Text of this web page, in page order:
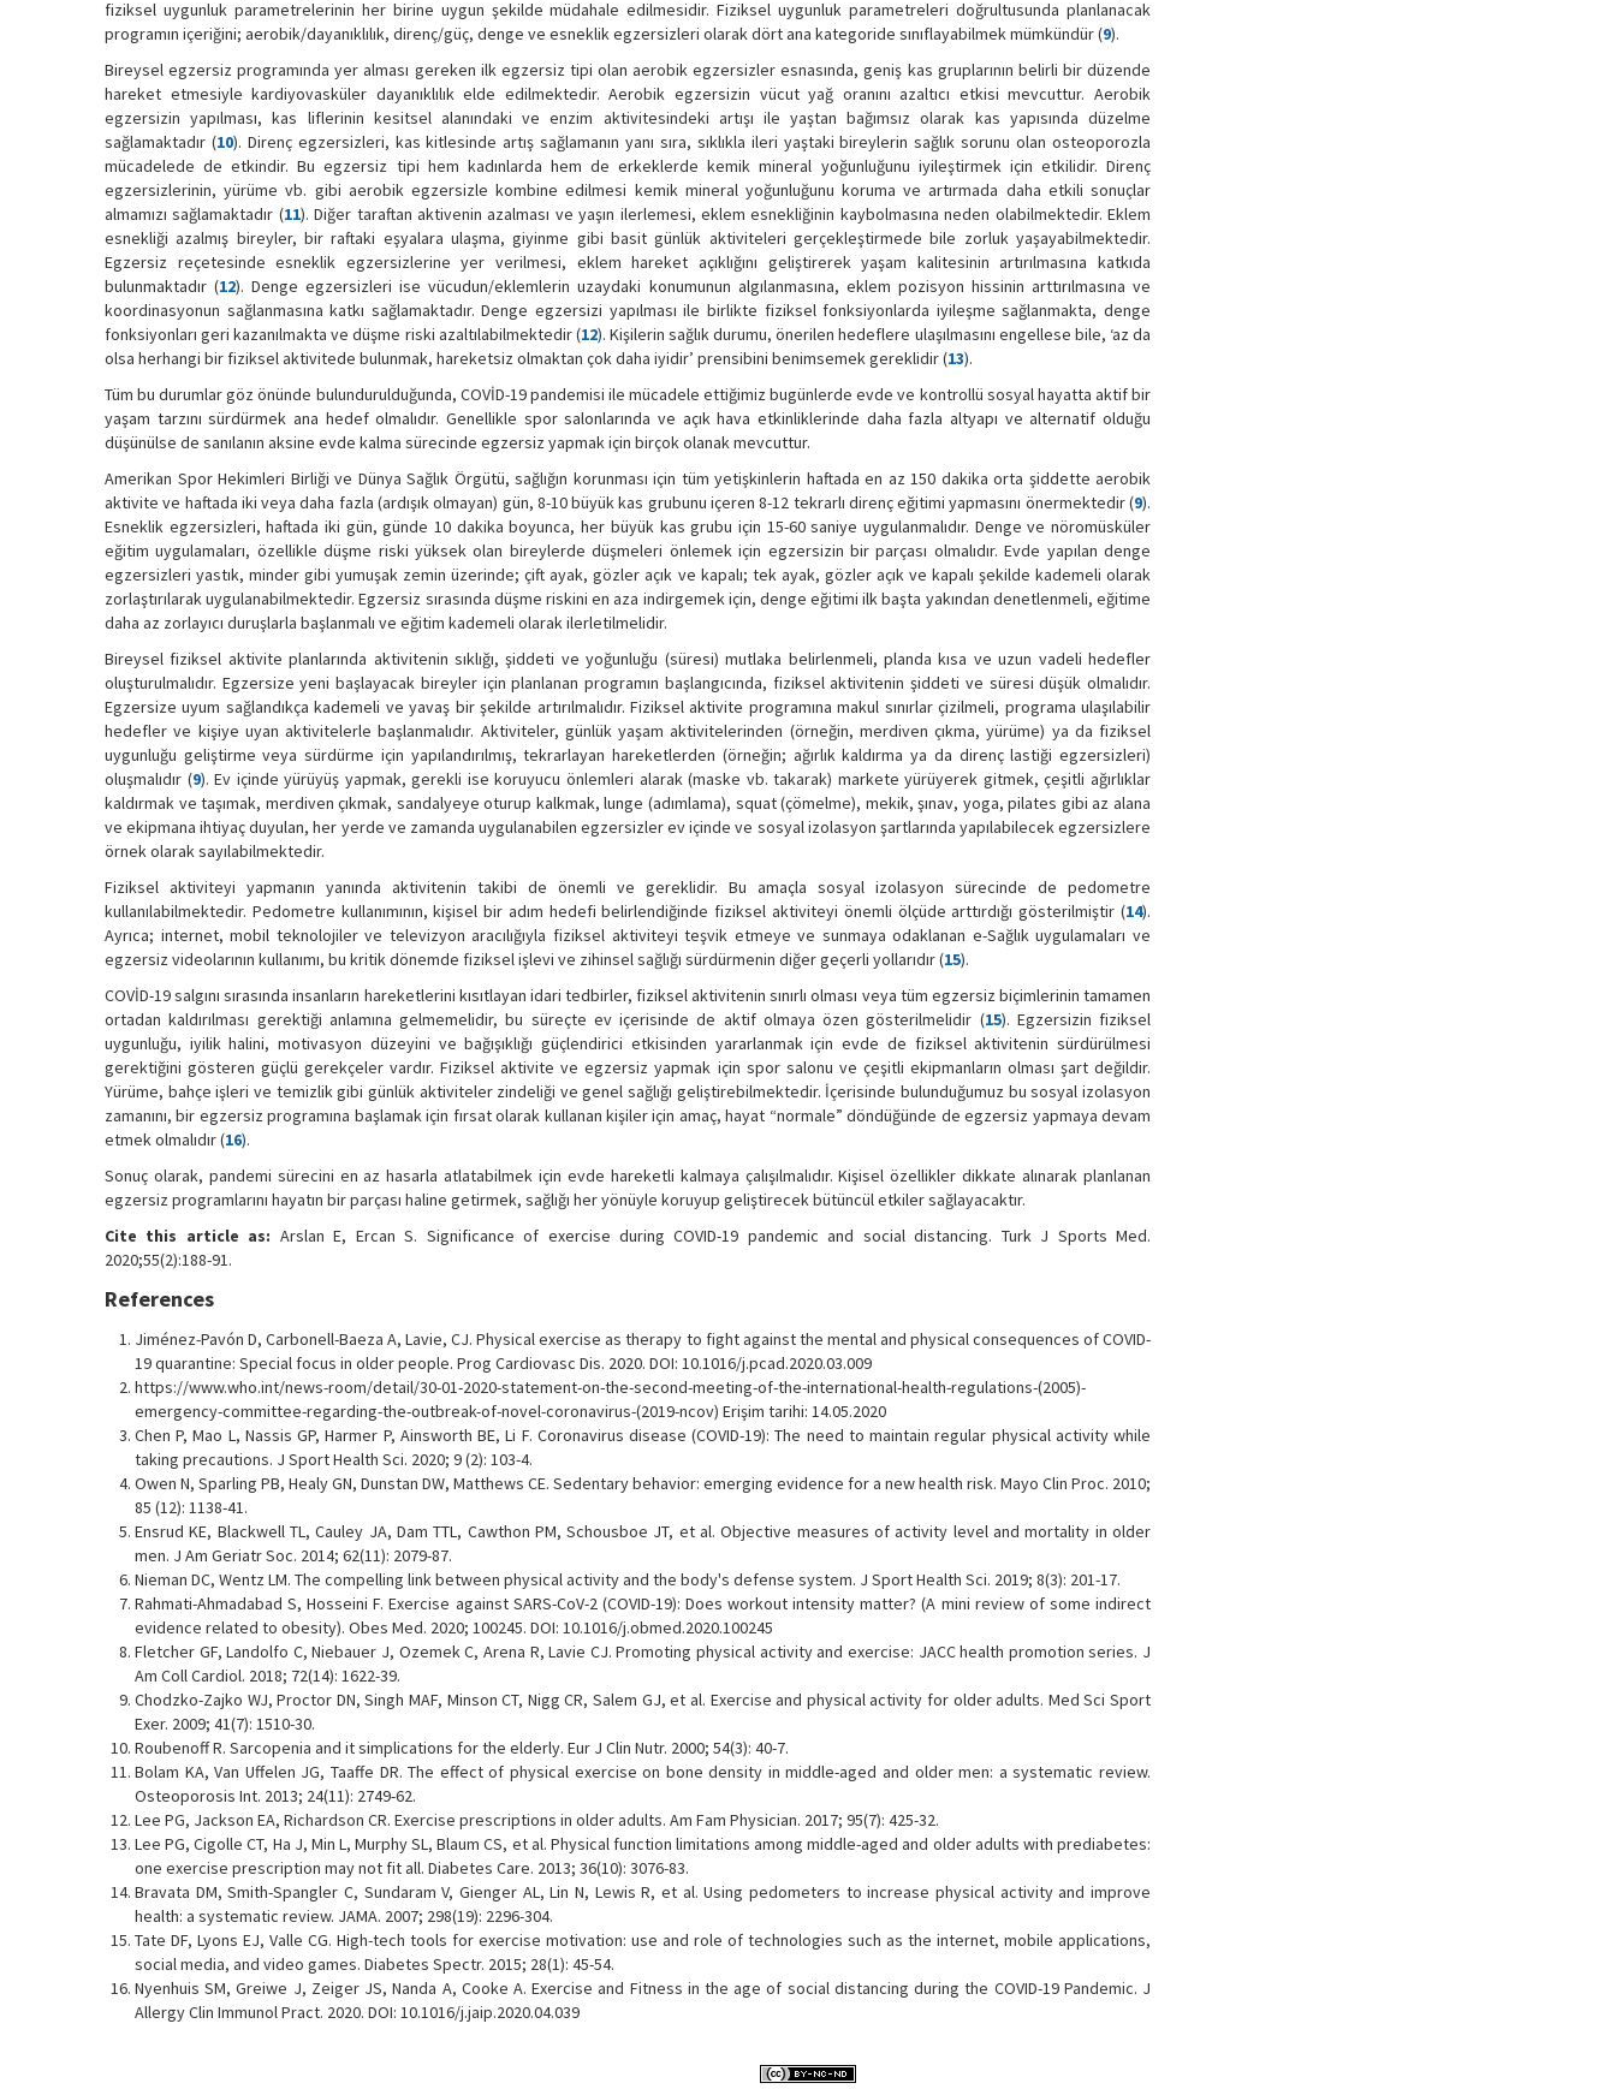
fiziksel uygunluk parametrelerinin her birine uygun şekilde müdahale edilmesidir. Fiziksel uygunluk parametreleri doğrultusunda planlanacak
programın içeriğini; aerobik/dayanıklılık, direnç/güç, denge ve esneklik egzersizleri olarak dört ana kategoride sınıflayabilmek mümkündür (9).
Bireysel egzersiz programında yer alması gereken ilk egzersiz tipi olan aerobik egzersizler esnasında, geniş kas gruplarının belirli bir düzende
hareket etmesiyle kardiyovasküler dayanıklılık elde edilmektedir. Aerobik egzersizin vücut yağ oranını azaltıcı etkisi mevcuttur. Aerobik
egzersizin yapılması, kas liflerinin kesitsel alanındaki ve enzim aktivitesindeki artışı ile yaştan bağımsız olarak kas yapısında düzelme
sağlamaktadır (10). Direnç egzersizleri, kas kitlesinde artış sağlamanın yanı sıra, sıklıkla ileri yaştaki bireylerin sağlık sorunu olan osteoporozla
mücadelede de etkindir. Bu egzersiz tipi hem kadınlarda hem de erkeklerde kemik mineral yoğunluğunu iyileştirmek için etkilidir. Direnç
egzersizlerinin, yürüme vb. gibi aerobik egzersizle kombine edilmesi kemik mineral yoğunluğunu koruma ve artırmada daha etkili sonuçlar
almamızı sağlamaktadır (11). Diğer taraftan aktivenin azalması ve yaşın ilerlemesi, eklem esnekliğinin kaybolmasına neden olabilmektedir. Eklem
esnekliği azalmış bireyler, bir raftaki eşyalara ulaşma, giyinme gibi basit günlük aktiviteleri gerçekleştirmede bile zorluk yaşayabilmektedir.
Egzersiz reçetesinde esneklik egzersizlerine yer verilmesi, eklem hareket açıklığını geliştirerek yaşam kalitesinin artırılmasına katkıda
bulunmaktadır (12). Denge egzersizleri ise vücudun/eklemlerin uzaydaki konumunun algılanmasına, eklem pozisyon hissinin arttırılmasına ve
koordinasyonun sağlanmasına katkı sağlamaktadır. Denge egzersizi yapılması ile birlikte fiziksel fonksiyonlarda iyileşme sağlanmakta, denge
fonksiyonları geri kazanılmakta ve düşme riski azaltılabilmektedir (12). Kişilerin sağlık durumu, önerilen hedeflere ulaşılmasını engellese bile, ‘az da
olsa herhangi bir fiziksel aktivitede bulunmak, hareketsiz olmaktan çok daha iyidir’ prensibini benimsemek gereklidir (13).
Tüm bu durumlar göz önünde bulundurulduğunda, COVİD-19 pandemisi ile mücadele ettiğimiz bugünlerde evde ve kontrollü sosyal hayatta aktif bir
yaşam tarzını sürdürmek ana hedef olmalıdır. Genellikle spor salonlarında ve açık hava etkinliklerinde daha fazla altyapı ve alternatif olduğu
düşünülse de sanılanın aksine evde kalma sürecinde egzersiz yapmak için birçok olanak mevcuttur.
Amerikan Spor Hekimleri Birliği ve Dünya Sağlık Örgütü, sağlığın korunması için tüm yetişkinlerin haftada en az 150 dakika orta şiddette aerobik
aktivite ve haftada iki veya daha fazla (ardışık olmayan) gün, 8-10 büyük kas grubunu içeren 8-12 tekrarlı direnç eğitimi yapmasını önermektedir (9).
Esneklik egzersizleri, haftada iki gün, günde 10 dakika boyunca, her büyük kas grubu için 15-60 saniye uygulanmalıdır. Denge ve nöromüsküler
eğitim uygulamaları, özellikle düşme riski yüksek olan bireylerde düşmeleri önlemek için egzersizin bir parçası olmalıdır. Evde yapılan denge
egzersizleri yastık, minder gibi yumuşak zemin üzerinde; çift ayak, gözler açık ve kapalı; tek ayak, gözler açık ve kapalı şekilde kademeli olarak
zorlaştırılarak uygulanabilmektedir. Egzersiz sırasında düşme riskini en aza indirgemek için, denge eğitimi ilk başta yakından denetlenmeli, eğitime
daha az zorlayıcı duruşlarla başlanmalı ve eğitim kademeli olarak ilerletilmelidir.
Bireysel fiziksel aktivite planlarında aktivitenin sıklığı, şiddeti ve yoğunluğu (süresi) mutlaka belirlenmeli, planda kısa ve uzun vadeli hedefler
oluşturulmalıdır. Egzersize yeni başlayacak bireyler için planlanan programın başlangıcında, fiziksel aktivitenin şiddeti ve süresi düşük olmalıdır.
Egzersize uyum sağlandıkça kademeli ve yavaş bir şekilde artırılmalıdır. Fiziksel aktivite programına makul sınırlar çizilmeli, programa ulaşılabilir
hedefler ve kişiye uyan aktivitelerle başlanmalıdır. Aktiviteler, günlük yaşam aktivitelerinden (örneğin, merdiven çıkma, yürüme) ya da fiziksel
uygunluğu geliştirme veya sürdürme için yapılandırılmış, tekrarlayan hareketlerden (örneğin; ağırlık kaldırma ya da direnç lastiği egzersizleri)
oluşmalıdır (9). Ev içinde yürüyüş yapmak, gerekli ise koruyucu önlemleri alarak (maske vb. takarak) markete yürüyerek gitmek, çeşitli ağırlıklar
kaldırmak ve taşımak, merdiven çıkmak, sandalyeye oturup kalkmak, lunge (adımlama), squat (çömelme), mekik, şınav, yoga, pilates gibi az alana
ve ekipmana ihtiyaç duyulan, her yerde ve zamanda uygulanabilen egzersizler ev içinde ve sosyal izolasyon şartlarında yapılabilecek egzersizlere
örnek olarak sayılabilmektedir.
Fiziksel aktiviteyi yapmanın yanında aktivitenin takibi de önemli ve gereklidir. Bu amaçla sosyal izolasyon sürecinde de pedometre
kullanılabilmektedir. Pedometre kullanımının, kişisel bir adım hedefi belirlendiğinde fiziksel aktiviteyi önemli ölçüde arttırdığı gösterilmiştir (14).
Ayrıca; internet, mobil teknolojiler ve televizyon aracılığıyla fiziksel aktiviteyi teşvik etmeye ve sunmaya odaklanan e-Sağlık uygulamaları ve
egzersiz videolarının kullanımı, bu kritik dönemde fiziksel işlevi ve zihinsel sağlığı sürdürmenin diğer geçerli yollarıdır (15).
COVİD-19 salgını sırasında insanların hareketlerini kısıtlayan idari tedbirler, fiziksel aktivitenin sınırlı olması veya tüm egzersiz biçimlerinin tamamen
ortadan kaldırılması gerektiği anlamına gelmemelidir, bu süreçte ev içerisinde de aktif olmaya özen gösterilmelidir (15). Egzersizin fiziksel
uygunluğu, iyilik halini, motivasyon düzeyini ve bağışıklığı güçlendirici etkisinden yararlanmak için evde de fiziksel aktivitenin sürdürülmesi
gerektiğini gösteren güçlü gerekçeler vardır. Fiziksel aktivite ve egzersiz yapmak için spor salonu ve çeşitli ekipmanların olması şart değildir.
Yürüme, bahçe işleri ve temizlik gibi günlük aktiviteler zindeliği ve genel sağlığı geliştirebilmektedir. İçerisinde bulunduğumuz bu sosyal izolasyon
zamanını, bir egzersiz programına başlamak için fırsat olarak kullanan kişiler için amaç, hayat “normale” döndüğünde de egzersiz yapmaya devam
etmek olmalıdır (16).
Sonuç olarak, pandemi sürecini en az hasarla atlatabilmek için evde hareketli kalmaya çalışılmalıdır. Kişisel özellikler dikkate alınarak planlanan
egzersiz programlarını hayatın bir parçası haline getirmek, sağlığı her yönüyle koruyup geliştirecek bütüncül etkiler sağlayacaktır.
Cite this article as: Arslan E, Ercan S. Significance of exercise during COVID-19 pandemic and social distancing. Turk J Sports Med.
2020;55(2):188-91.
References
Jiménez-Pavón D, Carbonell-Baeza A, Lavie, CJ. Physical exercise as therapy to fight against the mental and physical consequences of COVID-
19 quarantine: Special focus in older people. Prog Cardiovasc Dis. 2020. DOI: 10.1016/j.pcad.2020.03.009
https://www.who.int/news-room/detail/30-01-2020-statement-on-the-second-meeting-of-the-international-health-regulations-(2005)-
emergency-committee-regarding-the-outbreak-of-novel-coronavirus-(2019-ncov) Erişim tarihi: 14.05.2020
Chen P, Mao L, Nassis GP, Harmer P, Ainsworth BE, Li F. Coronavirus disease (COVID-19): The need to maintain regular physical activity while
taking precautions. J Sport Health Sci. 2020; 9 (2): 103-4.
Owen N, Sparling PB, Healy GN, Dunstan DW, Matthews CE. Sedentary behavior: emerging evidence for a new health risk. Mayo Clin Proc. 2010;
85 (12): 1138-41.
Ensrud KE, Blackwell TL, Cauley JA, Dam TTL, Cawthon PM, Schousboe JT, et al. Objective measures of activity level and mortality in older
men. J Am Geriatr Soc. 2014; 62(11): 2079-87.
Nieman DC, Wentz LM. The compelling link between physical activity and the body's defense system. J Sport Health Sci. 2019; 8(3): 201-17.
Rahmati-Ahmadabad S, Hosseini F. Exercise against SARS-CoV-2 (COVID-19): Does workout intensity matter? (A mini review of some indirect
evidence related to obesity). Obes Med. 2020; 100245. DOI: 10.1016/j.obmed.2020.100245
Fletcher GF, Landolfo C, Niebauer J, Ozemek C, Arena R, Lavie CJ. Promoting physical activity and exercise: JACC health promotion series. J
Am Coll Cardiol. 2018; 72(14): 1622-39.
Chodzko-Zajko WJ, Proctor DN, Singh MAF, Minson CT, Nigg CR, Salem GJ, et al. Exercise and physical activity for older adults. Med Sci Sport
Exer. 2009; 41(7): 1510-30.
Roubenoff R. Sarcopenia and it simplications for the elderly. Eur J Clin Nutr. 2000; 54(3): 40-7.
Bolam KA, Van Uffelen JG, Taaffe DR. The effect of physical exercise on bone density in middle-aged and older men: a systematic review.
Osteoporosis Int. 2013; 24(11): 2749-62.
Lee PG, Jackson EA, Richardson CR. Exercise prescriptions in older adults. Am Fam Physician. 2017; 95(7): 425-32.
Lee PG, Cigolle CT, Ha J, Min L, Murphy SL, Blaum CS, et al. Physical function limitations among middle-aged and older adults with prediabetes:
one exercise prescription may not fit all. Diabetes Care. 2013; 36(10): 3076-83.
Bravata DM, Smith-Spangler C, Sundaram V, Gienger AL, Lin N, Lewis R, et al. Using pedometers to increase physical activity and improve
health: a systematic review. JAMA. 2007; 298(19): 2296-304.
Tate DF, Lyons EJ, Valle CG. High-tech tools for exercise motivation: use and role of technologies such as the internet, mobile applications,
social media, and video games. Diabetes Spectr. 2015; 28(1): 45-54.
Nyenhuis SM, Greiwe J, Zeiger JS, Nanda A, Cooke A. Exercise and Fitness in the age of social distancing during the COVID-19 Pandemic. J
Allergy Clin Immunol Pract. 2020. DOI: 10.1016/j.jaip.2020.04.039